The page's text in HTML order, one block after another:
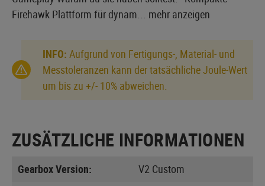
Firehawk Plattform für dynam... mehr anzeigen
INFO: Aufgrund von Fertigungs-, Material- und
Messtoleranzen kann der tatsächliche Joule-Wert
um bis zu +/- 10% abweichen.
ZUSÄTZLICHE INFORMATIONEN
Gearbox Version:
V2 Custom